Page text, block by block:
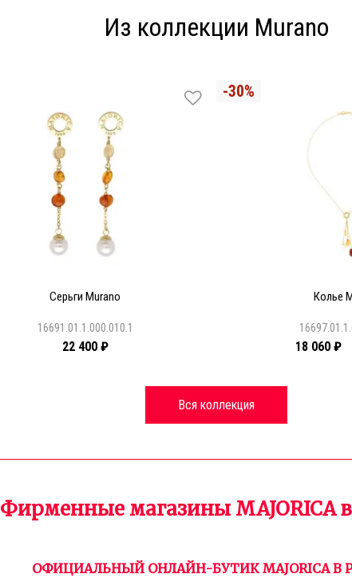
Из коллекции Murano
Серьги Murano
16691.01.1.000.010.1
22 400 ₽
Колье
18 060 ₽
Вся коллекция
Фирменные магазины MAJORICA
ОФИЦИАЛЬНЫЙ ОНЛАЙН-БУТИК MAJORICA В